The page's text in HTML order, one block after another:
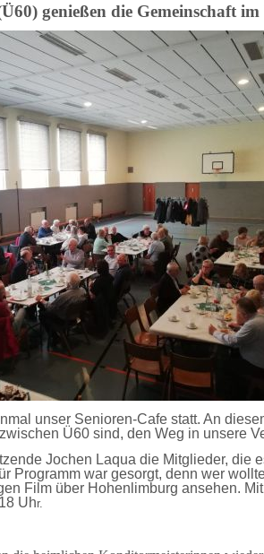
genießen die Gemeinschaft im
unser Senioren-Cafe statt. An
Ü60 sind, den Weg in unsere
Jochen Laqua die Mitglieder, die
Programm war gesorgt, denn wer
Film über Hohenlimburg ansehen.
Uhr.